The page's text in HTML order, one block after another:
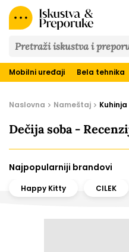
&
Mobilni uređaji Bela tehnika
Naslovna Nameštaj Kuhinja
Dečija soba -
Najpopularniji brandovi
Happy Kitty CILEK